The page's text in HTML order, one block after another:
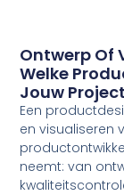
Ontwerp Of
Welke
Jouw
Een
en visualiseren
neemt: van